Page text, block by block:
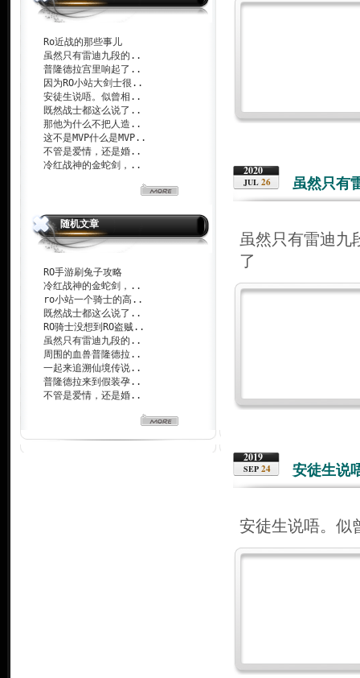
Ro近战的那些事儿
虽然只有雷迪九段的..
普隆德拉宫里响起了..
因为RO小站大剑士很..
安徒生说唔。似曾相..
既然战士都这么说了..
那他为什么不把人造..
这不是MVP什么是MVP..
不管是爱情，还是婚..
冷红战神的金蛇剑，..
随机文章
RO手游刷兔子攻略
冷红战神的金蛇剑，..
ro小站一个骑士的高..
既然战士都这么说了..
RO骑士没想到RO盗贼..
虽然只有雷迪九段的..
周围的血兽普隆德拉..
一起来追溯仙境传说..
普隆德拉来到假装孕..
不管是爱情，还是婚..
2020
JUL 26 虽然只有
虽然只有雷迪九
了
2019
SEP 24 安徒生说
安徒生说唔。似